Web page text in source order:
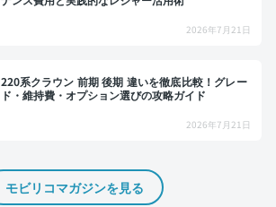
2026年7月21日
220系クラウン 前期 後期 違いを徹底比較！グレー
ド・維持費・オプション選びの攻略ガイド
2026年7月21日
モビリコマガジンを見る